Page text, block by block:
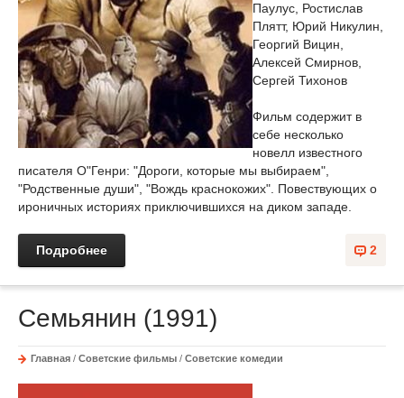
Паулус, Ростислав
Плятт, Юрий Никулин,
Георгий Вицин,
Алексей Смирнов,
Сергей Тихонов
Фильм содержит в
себе несколько
новелл известного
писателя О"Генри: "Дороги, которые мы выбираем",
"Родственные души", "Вождь краснокожих". Повествующих о
ироничных историях приключившихся на диком западе.
2
Подробнее
Семьянин (1991)
Главная / Советские фильмы / Советские комедии